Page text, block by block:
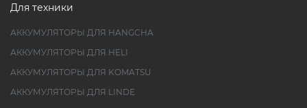
Для техники
АККУМУЛЯТОРЫ ДЛЯ HANGCHA
АККУМУЛЯТОРЫ ДЛЯ HELI
АККУМУЛЯТОРЫ ДЛЯ KOMATSU
АККУМУЛЯТОРЫ ДЛЯ LINDE